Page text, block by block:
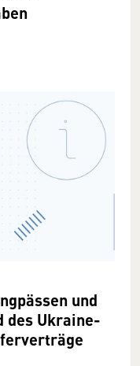
und
des Ukraine-